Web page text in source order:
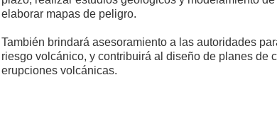
elaborar mapas de peligro.
También brindará asesoramiento a las autoridades
riesgo volcánico, y contribuirá al diseño de planes de
erupciones volcánicas.